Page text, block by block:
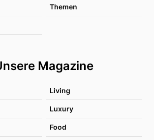
Themen
Magazine
Living
Luxury
Food